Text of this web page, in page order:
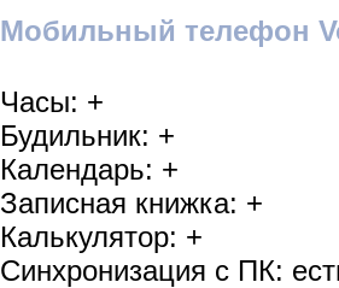
Мобильный телефон
Часы: +
Будильник: +
Календарь: +
Записная книжка: +
Калькулятор: +
Синхронизация с ПК: